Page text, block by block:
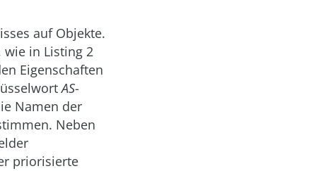
auf Objekte.
wie in Listing 2
Eigenschaften
AS-
Namen der
Neben
priorisierte